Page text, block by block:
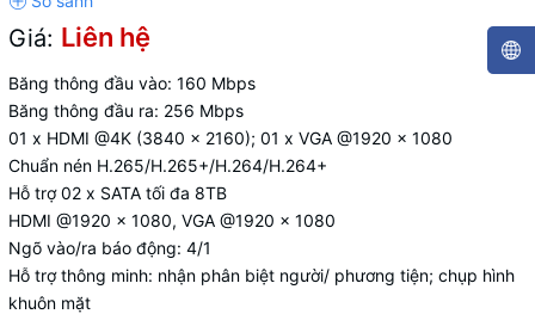
Giá: Liên hệ
Băng thông đầu vào: 160 Mbps
Băng thông đầu ra: 256 Mbps
01 x HDMI @4K (3840 × 2160); 01 x VGA @1920 × 1080
Chuẩn nén H.265/H.265+/H.264/H.264+
Hỗ trợ 02 x SATA tối đa 8TB
HDMI @1920 x 1080, VGA @1920 x 1080
Ngõ vào/ra báo động: 4/1
Hỗ trợ thông minh: nhận phân biệt người/ phương tiện; chụp hình
khuôn mặt